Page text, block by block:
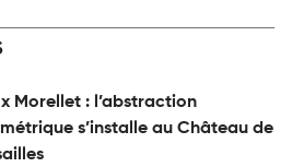
Morellet : l’abstraction
s’installe au Château de